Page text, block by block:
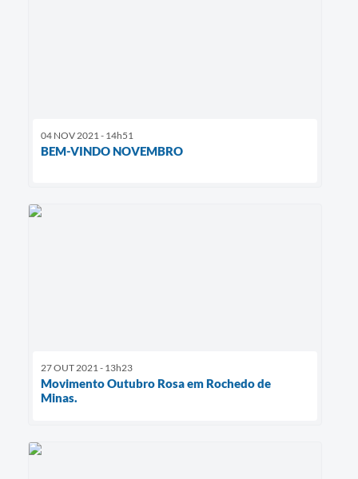
04 NOV 2021 - 14h51
BEM-VINDO NOVEMBRO
27 OUT 2021 - 13h23
Movimento Outubro Rosa em Rochedo de
Minas.